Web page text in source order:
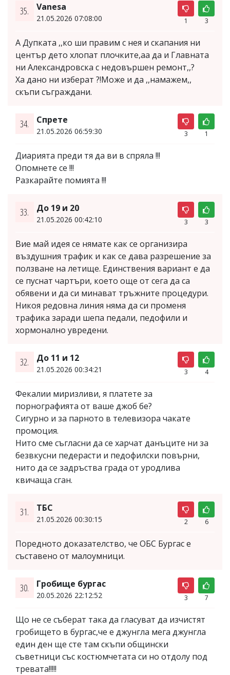
35. Vanesa
21.05.2026 07:08:00 1 3
А Дупката ,,ко ши правим с нея и скапания ни
център дето хлопат плочките,аа да и Главната
ни Александровска с недовършен ремонт,,?
Ха дано ни изберат ?!Може и да ,,намажем,,
скъпи съграждани.
34. Спрете
21.05.2026 06:59:30 3 1
Диарията преди тя да ви в спряла !!!
Опомнете се !!!
Разкарайте помията !!!
33. До 19 и 20
21.05.2026 00:42:10 3 3
Вие май идея се нямате как се организира
въздушния трафик и как се дава разрешение за
ползване на летище. Единствения вариант е да
се пуснат чартъри, което още от сега да са
обявени и да си минават тръжните процедури.
Никоя редовна линия няма да си променя
трафика заради шепа педали, педофили и
хормонално увредени.
32. До 11 и 12
21.05.2026 00:34:21 3 4
Фекалии миризливи, я платете за
порнографията от ваше джоб бе?
Сигурно и за парното в телевизора чакате
промоция.
Нито сме съгласни да се харчат данъците ни за
безвкусни педерасти и педофилски повърни,
нито да се задръства града от уродлива
квичаща сган.
31. ТБС
21.05.2026 00:30:15 2 6
Поредното доказателство, че ОБС Бургас е
съставено от малоумници.
30. Гробище бургас
20.05.2026 22:12:52 3 7
Що не се съберат така да гласуват да изчистят
гробището в бургас,че е джунгла мега джунгла
един ден ще сте там скъпи общински
съветници със костюмчетата си но отдолу под
тревата!!!!!